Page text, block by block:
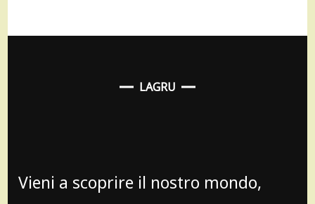
LAGRU
Vieni a scoprire il nostro mondo,